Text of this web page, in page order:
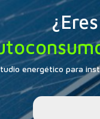
energético para